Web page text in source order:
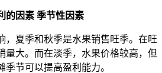
的因素 季节性因素
，夏季和秋季是水果销售旺季。在旺
量大。而在淡季，水果价格较高，但
节可以提高盈利能力。